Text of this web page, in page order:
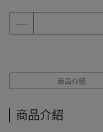
商品介紹
商品介紹